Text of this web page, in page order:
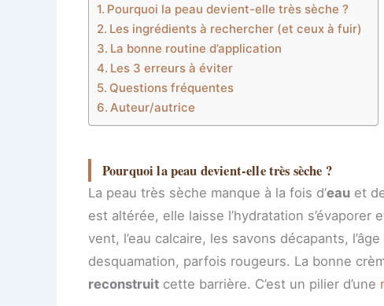
Pourquoi la peau devient-elle très sèche ?
Les ingrédients à rechercher (et ceux à fuir)
La bonne routine d’application
Les 3 erreurs à éviter
Questions fréquentes
Auteur/autrice
Pourquoi la peau devient-elle très sèche ?
La peau très sèche manque à la fois d’eau et
est altérée, elle laisse l’hydratation
vent, l’eau calcaire, les savons décapants,
desquamation, parfois rougeurs. La bonne
reconstruit cette barrière. C’est un pilier d’une